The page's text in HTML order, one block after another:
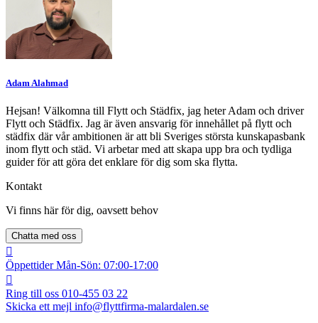
Adam Alahmad
Hejsan! Välkomna till Flytt och Städfix, jag heter Adam och driver
Flytt och Städfix. Jag är även ansvarig för innehållet på flytt och
städfix där vår ambitionen är att bli Sveriges största kunskapasbank
inom flytt och städ. Vi arbetar med att skapa upp bra och tydliga
guider för att göra det enklare för dig som ska flytta.
Kontakt
Vi finns här för dig, oavsett behov
Chatta med oss
ÖppettiderMån-Sön: 07:00-17:00
Ring till oss 010-455 03 22
Skicka ett mejl info@flyttfirma-malardalen.se